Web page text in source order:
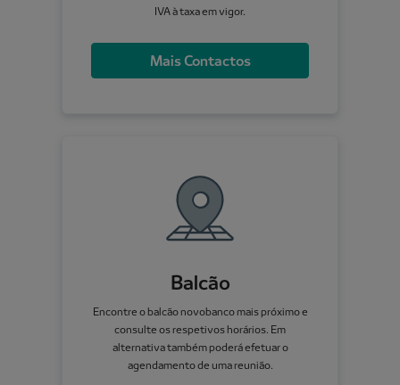
IVA à taxa em vigor.
Mais Contactos
Balcão
Encontre o balcão novobanco mais próximo e
consulte os respetivos horários. Em
alternativa também poderá efetuar o
agendamento de uma reunião.